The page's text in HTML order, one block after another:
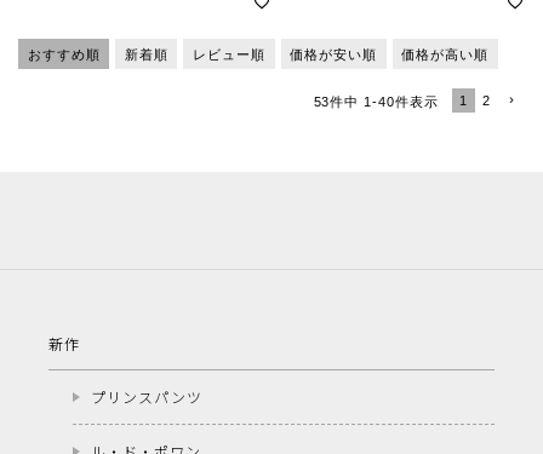
おすすめ順 新着順 レビュー順 価格が安い順 価格が高い順
53件中 1-40件表示 1 2
新作
プリンスパンツ